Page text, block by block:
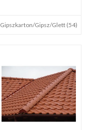
Gipszkarton/gipsz/glett (54)